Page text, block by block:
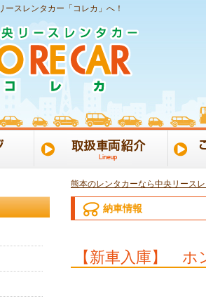
スレンタカー「コレカ」へ！
熊本のレンタカーなら中央リース
納車情報
【新車入庫】